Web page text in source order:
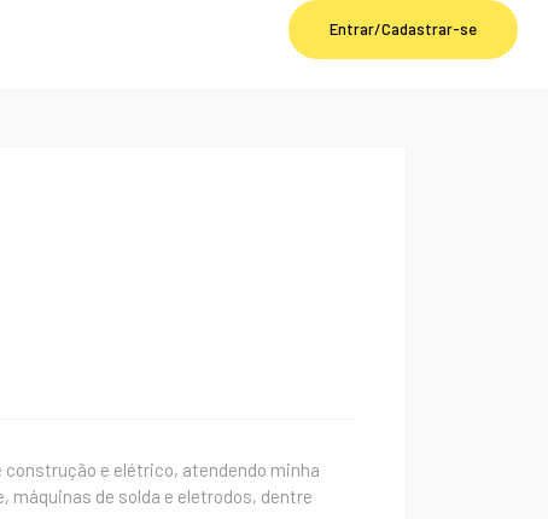
Entrar/Cadastrar-se
e elétrico, atendendo minha
máquinas de solda e eletrodos, dentre